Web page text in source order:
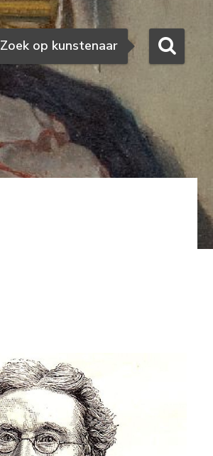
Zoeken
Zoek op kunstenaar